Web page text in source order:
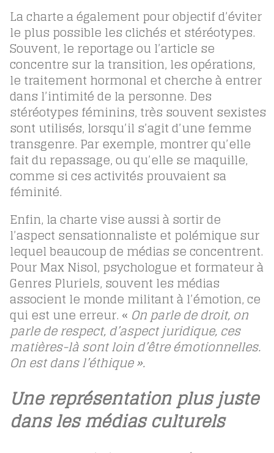
La charte a également pour objectif d’éviter
le plus possible les clichés et stéréotypes.
Souvent, le reportage ou l’article se
concentre sur la transition, les opérations,
le traitement hormonal et cherche à entrer
dans l’intimité de la personne. Des
stéréotypes féminins, très souvent sexistes
sont utilisés, lorsqu’il s’agit d’une femme
transgenre. Par exemple, montrer qu’elle
fait du repassage, ou qu’elle se maquille,
comme si ces activités prouvaient sa
féminité.
Enfin, la charte vise aussi à sortir de
l’aspect sensationnaliste et polémique sur
lequel beaucoup de médias se concentrent.
Pour Max Nisol, psychologue et formateur à
Genres Pluriels, souvent les médias
associent le monde militant à l’émotion, ce
qui est une erreur. « On parle de droit, on
parle de respect, d’aspect juridique, ces
matières-là sont loin d’être émotionnelles.
On est dans l’éthique ».
Une représentation plus juste
dans les médias culturels